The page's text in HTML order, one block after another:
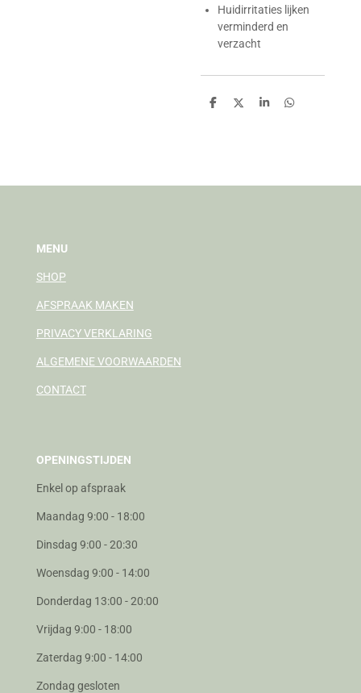
Huidirritaties lijken
verminderd en
verzacht
D
D
S
D
MENU
SHOP
AFSPRAAK MAKEN
PRIVACY VERKLARING
ALGEMENE VOORWAARDEN
CONTACT
OPENINGSTIJDEN
Enkel op afspraak
Maandag 9:00 - 18:00
Dinsdag 9:00 - 20:30
Woensdag 9:00 - 14:00
Donderdag 13:00 - 20:00
Vrijdag 9:00 - 18:00
Zaterdag 9:00 - 14:00
Zondag gesloten